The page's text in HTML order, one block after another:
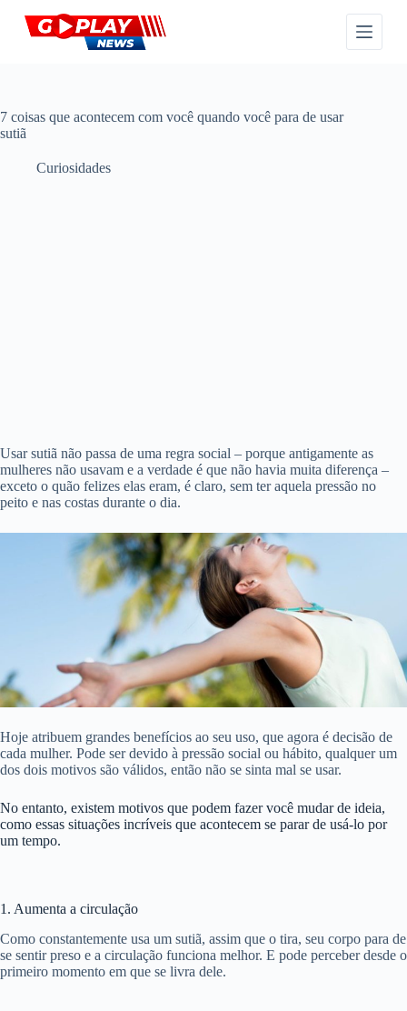
P
a
r
7 coisas que acontecem com você quando você para de usar
sutiã
Curiosidades
Usar sutiã não passa de uma regra social – porque antigamente as
mulheres não usavam e a verdade é que não havia muita diferença –
exceto o quão felizes elas eram, é claro, sem ter aquela pressão no
peito e nas costas durante o dia.
Hoje atribuem grandes benefícios ao seu uso, que agora é decisão de
cada mulher. Pode ser devido à pressão social ou hábito, qualquer um
dos dois motivos são válidos, então não se sinta mal se usar.
No entanto, existem motivos que podem fazer você mudar de ideia,
como essas situações incríveis que acontecem se parar de usá-lo por
um tempo.
1. Aumenta a circulação
Como constantemente usa um sutiã, assim que o tira, seu corpo para de
se sentir preso e a circulação funciona melhor. E pode perceber desde o
primeiro momento em que se livra dele.